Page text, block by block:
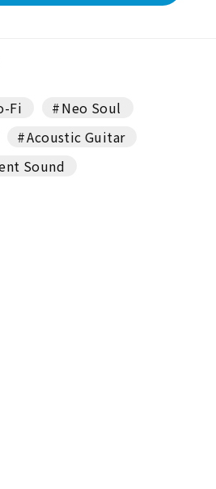
Fi
Neo Soul
Acoustic Guitar
Sound